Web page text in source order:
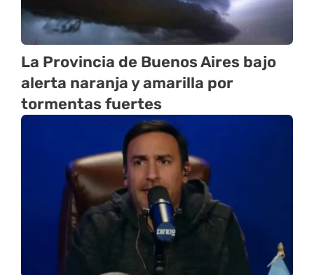
La Provincia de Buenos Aires bajo
alerta naranja y amarilla por
tormentas fuertes